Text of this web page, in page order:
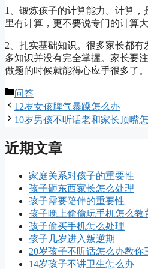
1、锻炼孩子的计算能力。计算
里有计算，更不要说专门的计算
2、扎实基础知识。很多家长都
多知识并没有完全掌握。家长要
做题的时候就能得心应手很多了。
分
类
问答
12岁女孩脾气暴躁怎么办
10岁男孩不听话老和家长顶嘴
近期文章
家庭关系对孩子的重要性
孩子砸东西家长怎么处理
孩子需要陪伴的重要性
孩子晚上偷偷玩手机怎么教
孩子偷买手机怎么处理
孩子几岁进入叛逆期
20岁孩子不听话怎么办教你
14岁孩子不讲卫生怎么办